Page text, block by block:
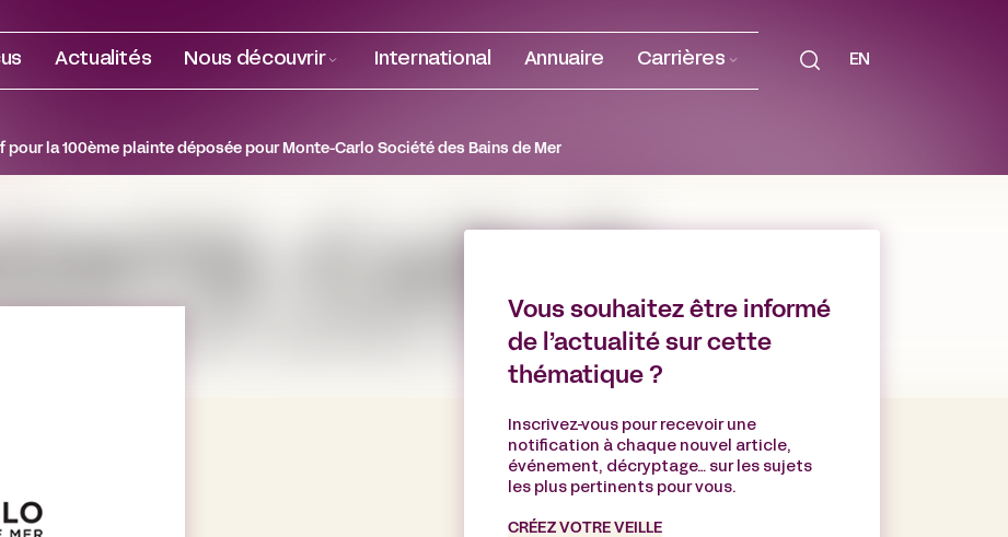
Actualités Nous découvrir International Annuaire Carrières EN
pour la 100ème plainte déposée pour Monte-Carlo Société des Bains de Mer
Vous souhaitez être informé
de l’actualité sur cette
thématique ?
Inscrivez-vous pour recevoir une
notification à chaque nouvel article,
événement, décryptage… sur les sujets
les plus pertinents pour vous.
CRÉEZ VOTRE VEILLE